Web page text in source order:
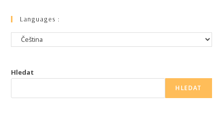
Languages :
Hledat
HLEDAT